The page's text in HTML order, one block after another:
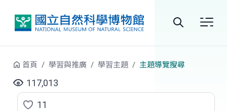
站
尋
首頁 學習與推廣 學習主題 主題導覽搜尋
117,013
11